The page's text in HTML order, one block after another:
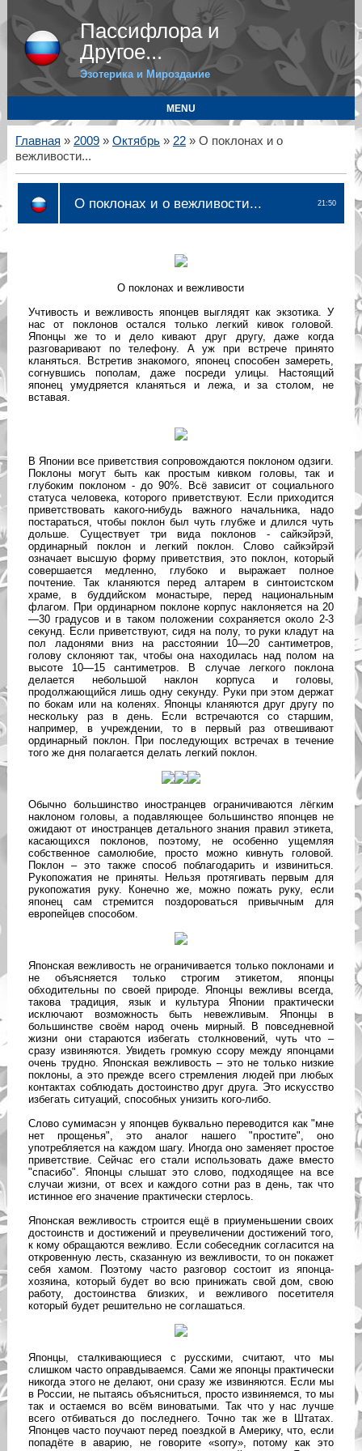
Пассифлора и
Другое...
Эзотерика и Мироздание
MENU
Главная » 2009 » Октябрь » 22» О поклонах и о
вежливости...
21:50
О поклонах и о вежливости...
О поклонах и вежливости
Учтивость и вежливость японцев выглядят как экзотика. У
нас от поклонов остался только легкий кивок головой.
Японцы же то и дело кивают друг другу, даже когда
разговаривают по телефону. А уж при встрече принято
кланяться. Встретив знакомого, японец способен замереть,
согнувшись пополам, даже посреди улицы. Настоящий
японец умудряется кланяться и лежа, и за столом, не
вставая.
В Японии все приветствия сопровождаются поклоном одзиги.
Поклоны могут быть как простым кивком головы, так и
глубоким поклоном - до 90%. Всё зависит от социального
статуса человека, которого приветствуют. Если приходится
приветствовать какого-нибудь важного начальника, надо
постараться, чтобы поклон был чуть глубже и длился чуть
дольше. Существует три вида поклонов - сайкэйрэй,
ординарный поклон и легкий поклон. Слово сайкэйрэй
означает высшую форму приветствия, это поклон, который
совершается медленно, глубоко и выражает полное
почтение. Так кланяются перед алтарем в синтоистском
храме, в буддийском монастыре, перед национальным
флагом. При ординарном поклоне корпус наклоняется на 20
—30 градусов и в таком положении сохраняется около 2-3
секунд. Если приветствуют, сидя на полу, то руки кладут на
пол ладонями вниз на расстоянии 10—20 сантиметров,
голову склоняют так, чтобы она находилась над полом на
высоте 10—15 сантиметров. В случае легкого поклона
делается небольшой наклон корпуса и головы,
продолжающийся лишь одну секунду. Руки при этом держат
по бокам или на коленях. Японцы кланяются друг другу по
нескольку раз в день. Если встречаются со старшим,
например, в учреждении, то в первый раз отвешивают
ординарный поклон. При последующих встречах в течение
того же дня полагается делать легкий поклон.
Обычно большинство иностранцев ограничиваются лёгким
наклоном головы, а подавляющее большинство японцев не
ожидают от иностранцев детального знания правил этикета,
касающихся поклонов, поэтому, не особенно ущемляя
собственное самолюбие, просто можно кивнуть головой.
Поклон – это также способ поблагодарить и извиниться.
Рукопожатия не приняты. Нельзя протягивать первым для
рукопожатия руку. Конечно же, можно пожать руку, если
японец сам стремится поздороваться привычным для
европейцев способом.
Японская вежливость не ограничивается только поклонами и
не объясняется только строгим этикетом, японцы
обходительны по своей природе. Японцы вежливы всегда,
такова традиция, язык и культура Японии практически
исключают возможность быть невежливым. Японцы в
большинстве своём народ очень мирный. В повседневной
жизни они стараются избегать столкновений, чуть что –
сразу извиняются. Увидеть громкую ссору между японцами
очень трудно. Японская вежливость – это не только низкие
поклоны, а это прежде всего стремления людей при любых
контактах соблюдать достоинство друг друга. Это искусство
избегать ситуаций, способных унизить кого-либо.
Словосумимасэн у японцев буквально переводится как "мне
нет прощенья", это аналог нашего "простите", оно
употребляется на каждом шагу. Иногда оно заменяет простое
приветствие. Сейчас его стали использовать даже вместо
"спасибо". Японцы слышат это слово, подходящее на все
случаи жизни, от всех и каждого сотни раз в день, так что
истинное его значение практически стерлось.
Японская вежливость строится ещё в приуменьшении своих
достоинств и достижений и преувеличении достижений того,
к кому обращаются вежливо. Если собеседник согласится на
откровенную лесть, сказанную из вежливости, то он покажет
себя хамом. Поэтому часто разговор состоит из японца-
хозяина, который будет во всю принижать свой дом, свою
работу, достоинства близких, и вежливого посетителя
который будет решительно не соглашаться.
Японцы, сталкивающиеся с русскими, считают, что мы
слишком часто оправдываемся. Сами же японцы практически
никогда этого не делают, они сразу же извиняются. Если мы
в России, не пытаясь объясниться, просто извиняемся, то мы
так и остаемся во всём виноватыми. Так что у нас лучше
всего отбиваться до последнего. Точно так же в Штатах.
Японцев часто поучают перед поездкой в Америку, что, если
попадёте в аварию, не говорите «sorry», потому как это